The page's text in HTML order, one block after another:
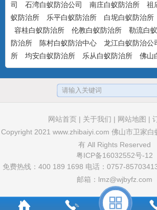
美国百户喜10%联
产品特点：美国富美实
气味，具有驱避和触杀
卫豹·卫喜2.5%氟虫
有胃毒、触杀作用...
卫豹·10%吡虫啉悬
非驱避性剂型，无刺激
具有胃毒和触杀作用...
司
石湾白蚁防治公司 南庄白蚁防治所 祖
蚁防治所
乐平白蚁防治所 白坭白蚁防治所
容桂白蚁防治所
伦教白蚁防治所 勒流白
防治所
陈村白蚁防治中心 龙江白蚁防治公
所
均安白蚁防治所 乐从白蚁防治所 佛山
网站首页 | 关于我们 | 网站地图 |
Copyright 2021 www.zhibaiyi.com 佛山市卫家白
有 All Rights Reserved
粤ICP备16032552号-12
免费热线：400 189 1698 电话：0757-
邮箱：lmz@wjbyfz.com